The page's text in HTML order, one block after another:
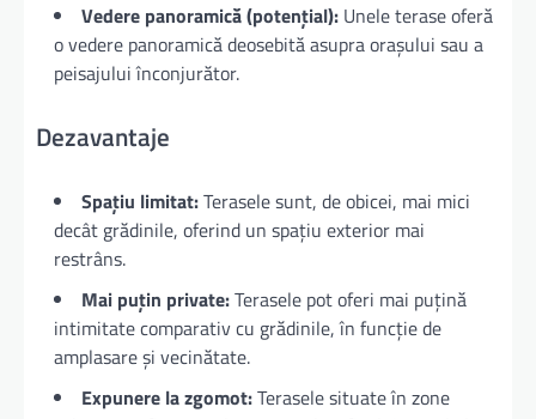
Vedere panoramică (potențial): Unele terase oferă
o vedere panoramică deosebită asupra orașului sau a
peisajului înconjurător.
Dezavantaje
Spațiu limitat:Terasele sunt, de obicei, mai mici
decât grădinile, oferind un spațiu exterior mai
restrâns.
Mai puțin private:Terasele pot oferi mai puțină
intimitate comparativ cu grădinile, în funcție de
amplasare și vecinătate.
Expunere la zgomot:Terasele situate în zone